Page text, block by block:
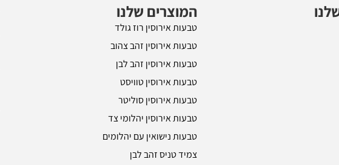
המוצרים שלנו
טבעות אירוסין רוז גולד
טבעות אירוסין זהב צהוב
טבעות אירוסין זהב לבן
טבעות אירוסין טוויסט
טבעות אירוסין סוליטר
טבעות אירוסין יהלומי צד
טבעות נישואין עם יהלומים
צמיד טניס זהב לבן